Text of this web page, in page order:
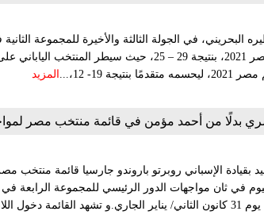
البحريني، في الجولة الثالثة والأخيرة للمجموعة الثانية
الرئيسي في بطولة العالم لكرة اليد - مصر 2021، بنتيجة 29 – 25، حيث سيطر
19- 12،...
المزيد
بدلًا من أحمد مؤمن في قائمة منتخب مصر
بقيادة الإسباني روبرتو باروندو جارسيا قائمة منتخب
في ثان مواجهات الدور الرئيسي للمجموعة الرابعة في
التي تستضيفها مصر حاليًا و تستمر حتى يوم 31 كانون الثاني/ يناير الجاري.و تشهد القائمة دخول